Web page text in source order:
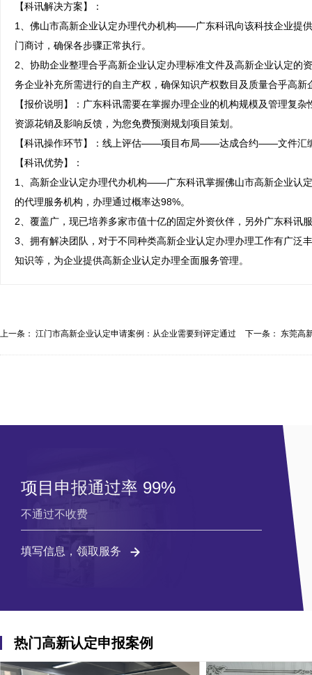
【科讯解决方案】：
1、佛山市高新企业认定办理代办机构——广东科讯向该科技企业提
门商讨，确保各步骤正常执行。
2、协助企业整理合乎高新企业认定办理标准文件及高新企业认定的
务企业补充所需进行的自主产权，确保知识产权数目及质量合乎高新
【报价说明】：广东科讯需要在掌握办理企业的机构规模及管理复
资源花销及影响反馈，为您免费预测规划项目策划。
【科讯操作环节】：线上评估——项目布局——达成合约——文件
【科讯优势】：
1、高新企业认定办理代办机构——广东科讯掌握佛山市高新企业认
的代理服务机构，办理通过概率达98%。
2、覆盖广，现已培养多家市值十亿的固定外资伙伴，另外广东科讯
3、拥有解决团队，对于不同种类高新企业认定办理办理工作有广泛
知识等，为企业提供高新企业认定办理全面服务管理。
上一条： 江门市高新企业认定申请案例：从企业需要到评定通过
下一条： 东莞高
项目申报通过率 99%
不通过不收费
填写信息，领取服务
热门高新认定申报案例